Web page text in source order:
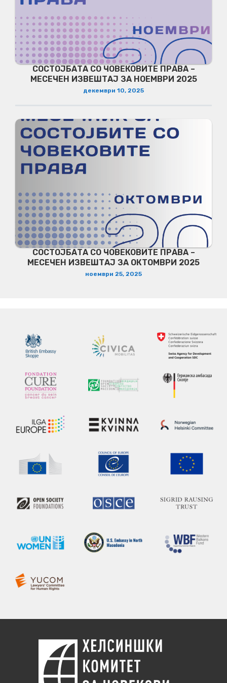
СОСТОЈБАТА СО ЧОВЕКОВИТЕ ПРАВА –
МЕСЕЧЕН ИЗВЕШТАЈ ЗА НОЕМВРИ 2025
декември 10, 2025
СОСТОЈБАТА СО ЧОВЕКОВИТЕ ПРАВА –
МЕСЕЧЕН ИЗВЕШТАЈ ЗА ОКТОМВРИ 2025
ноември 25, 2025